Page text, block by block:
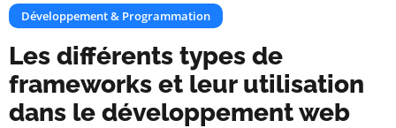
Développement & Programmation
Les différents types de
frameworks et leur utilisation
dans le développement web